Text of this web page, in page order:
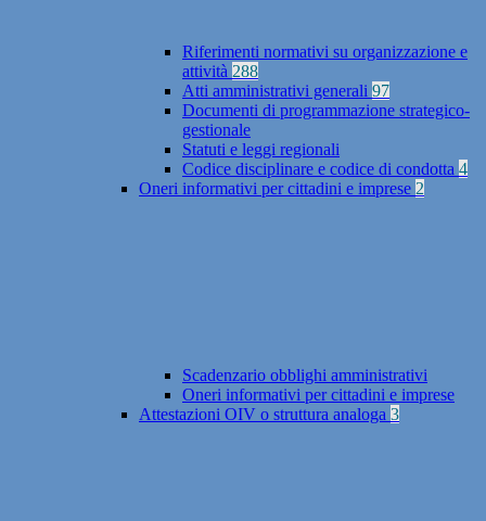
Riferimenti normativi su organizzazione e
attività 288
Atti amministrativi generali 97
Documenti di programmazione strategico-
gestionale
Statuti e leggi regionali
Codice disciplinare e codice di condotta 4
Oneri informativi per cittadini e imprese 2
Scadenzario obblighi amministrativi
Oneri informativi per cittadini e imprese
Attestazioni OIV o struttura analoga 3